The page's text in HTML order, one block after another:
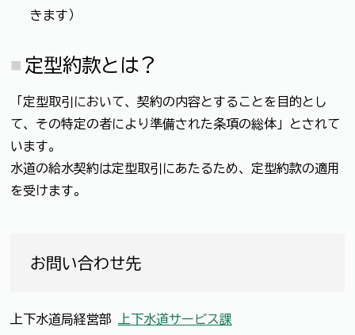
きます）
定型約款とは？
「定型取引において、契約の内容とすることを目的とし
て、その特定の者により準備された条項の総体」とされて
います。
水道の給水契約は定型取引にあたるため、定型約款の適用
を受けます。
お問い合わせ先
上下水道局経営部
上下水道サービス課